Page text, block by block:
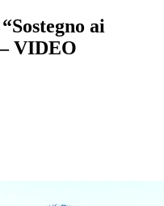
ai
VIDEO